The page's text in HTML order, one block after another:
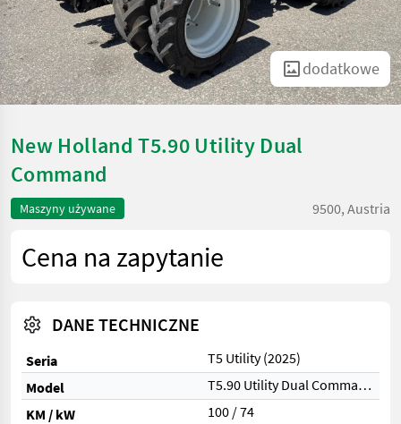
dodatkowe
New Holland T5.90 Utility Dual
Command
Maszyny używane 9500, Austria
Cena na zapytanie
DANE TECHNICZNE
Seria
T5 Utility (2025)
Model
T5.90 Utility Dual Command
KM / kW
100 / 74